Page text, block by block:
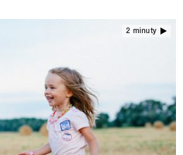
2 minuty